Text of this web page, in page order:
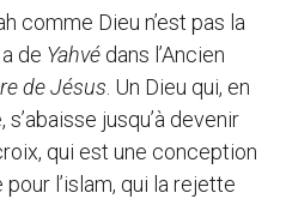
comme Dieu n’est pas la
de Yahvé dans l’Ancien
de Jésus . Un Dieu qui, en
jusqu’à devenir
qui est une conception
l’islam, qui la rejette